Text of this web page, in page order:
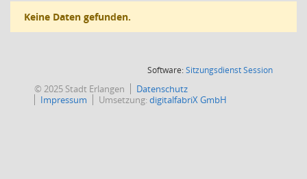
Keine Daten gefunden.
Software:SitzungsdienstSession(Wird in
© 2025 Stadt Erlangen
Datenschutz
Impressum
Umsetzung:digitalfabriX GmbH